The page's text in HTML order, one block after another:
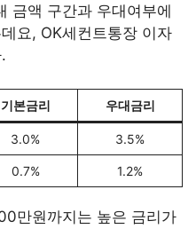
금액 구간과 우대여부에
요, OK세컨트통장 이자
기본금리 우대금리
3.0% 3.5%
0.7% 1.2%
만원까지는 높은 금리가